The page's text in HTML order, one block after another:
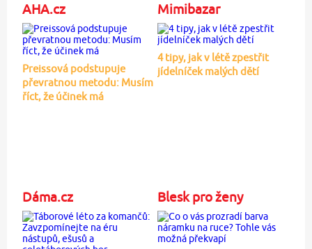
AHA.cz
Preissová podstupuje
převratnou metodu: Musím
říct, že účinek má
Mimibazar
4 tipy, jak v létě zpestřit
jídelníček malých dětí
Dáma.cz Blesk pro ženy